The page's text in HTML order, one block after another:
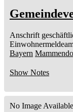
Anschrift
Bayern
Show Notes
No Image Available